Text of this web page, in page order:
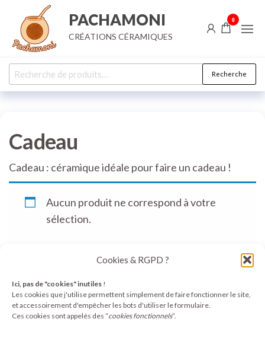
Cookies & RGPD ?
Ici, pas de "cookies" inutiles !
Les cookies que j'utilise permettent simplement de faire fonctionner le site,
et accessoirement d'empêcher les bots d'utiliser le formulaire.
Ces cookies sont appelés des “cookies fonctionnels”.
contenu
PACHAMONI
CRÉATIONS CÉRAMIQUES
0
Recherche
pour :
Recherche
Cadeau
Cadeau : céramique idéale pour faire un cadeau !
Aucun produit ne correspond à votre
sélection.
©2025 Pachamoni - Tous droits réservés